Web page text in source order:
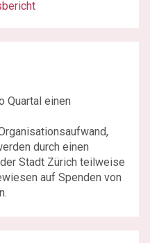
Quartal einen
durch einen
Stadt Zürich teilweise
auf Spenden von